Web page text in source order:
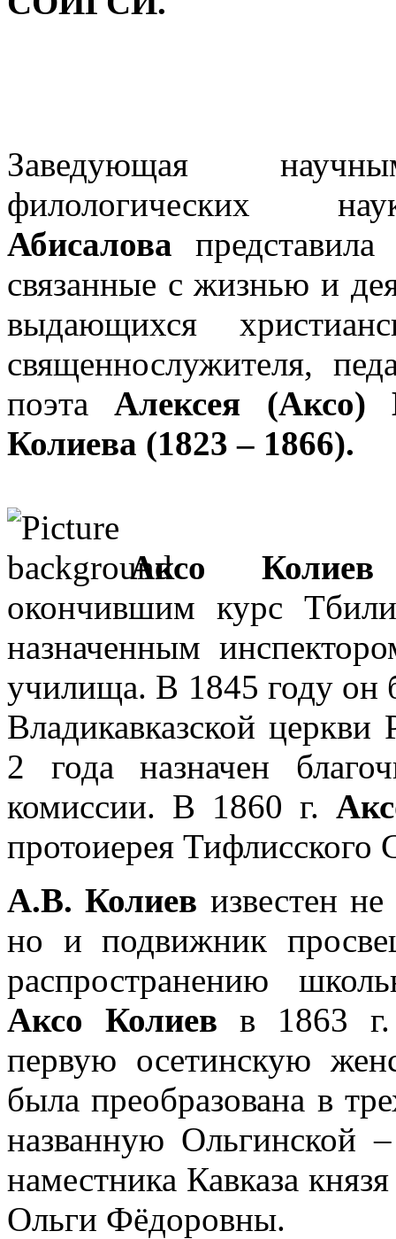
Заведующая
филологических
Абисалова
связанные с жизнью и
выдающихся
священнослужителя,
поэтаАлексея (Аксо)
Колиева (1823 – 1866).
Аксо Колиев
окончившим курс
назначенным
училища. В 1845 году он
Владикавказской
2 года назначен
комиссии. В 1860 г.
протоиерея Тифлисского
А.В. Колиев известен
но и подвижник
распространению
Аксо Колиев в 1863 г.
первую осетинскую
была преобразована в
названную Ольгинской
наместника Кавказа
Ольги Фёдоровны.